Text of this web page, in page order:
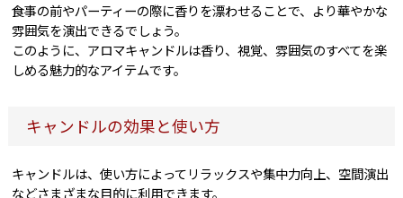
食事の前やパーティーの際に香りを漂わせることで、より華やかな
雰囲気を演出できるでしょう。
このように、アロマキャンドルは香り、視覚、雰囲気のすべてを楽
しめる魅力的なアイテムです。
キャンドルの効果と使い方
キャンドルは、使い方によってリラックスや集中力向上、空間演出
などさまざまな目的に利用できます。